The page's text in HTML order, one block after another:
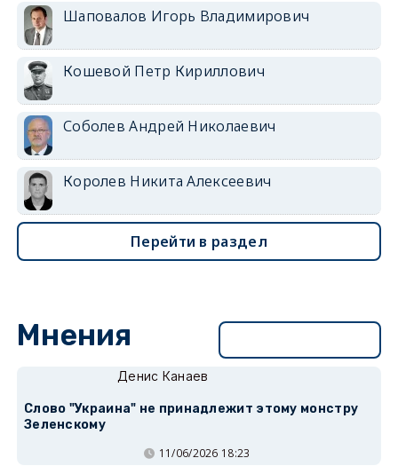
Шаповалов Игорь Владимирович
Кошевой Петр Кириллович
Соболев Андрей Николаевич
Королев Никита Алексеевич
Перейти в раздел
Мнения
Денис Канаев
Слово "Украина" не принадлежит этому монстру
Зеленскому
11/06/2026 18:23